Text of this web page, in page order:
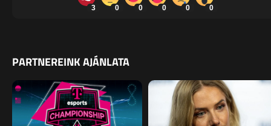
3 0 0 0 0 0
PARTNEREINK AJÁNLATA